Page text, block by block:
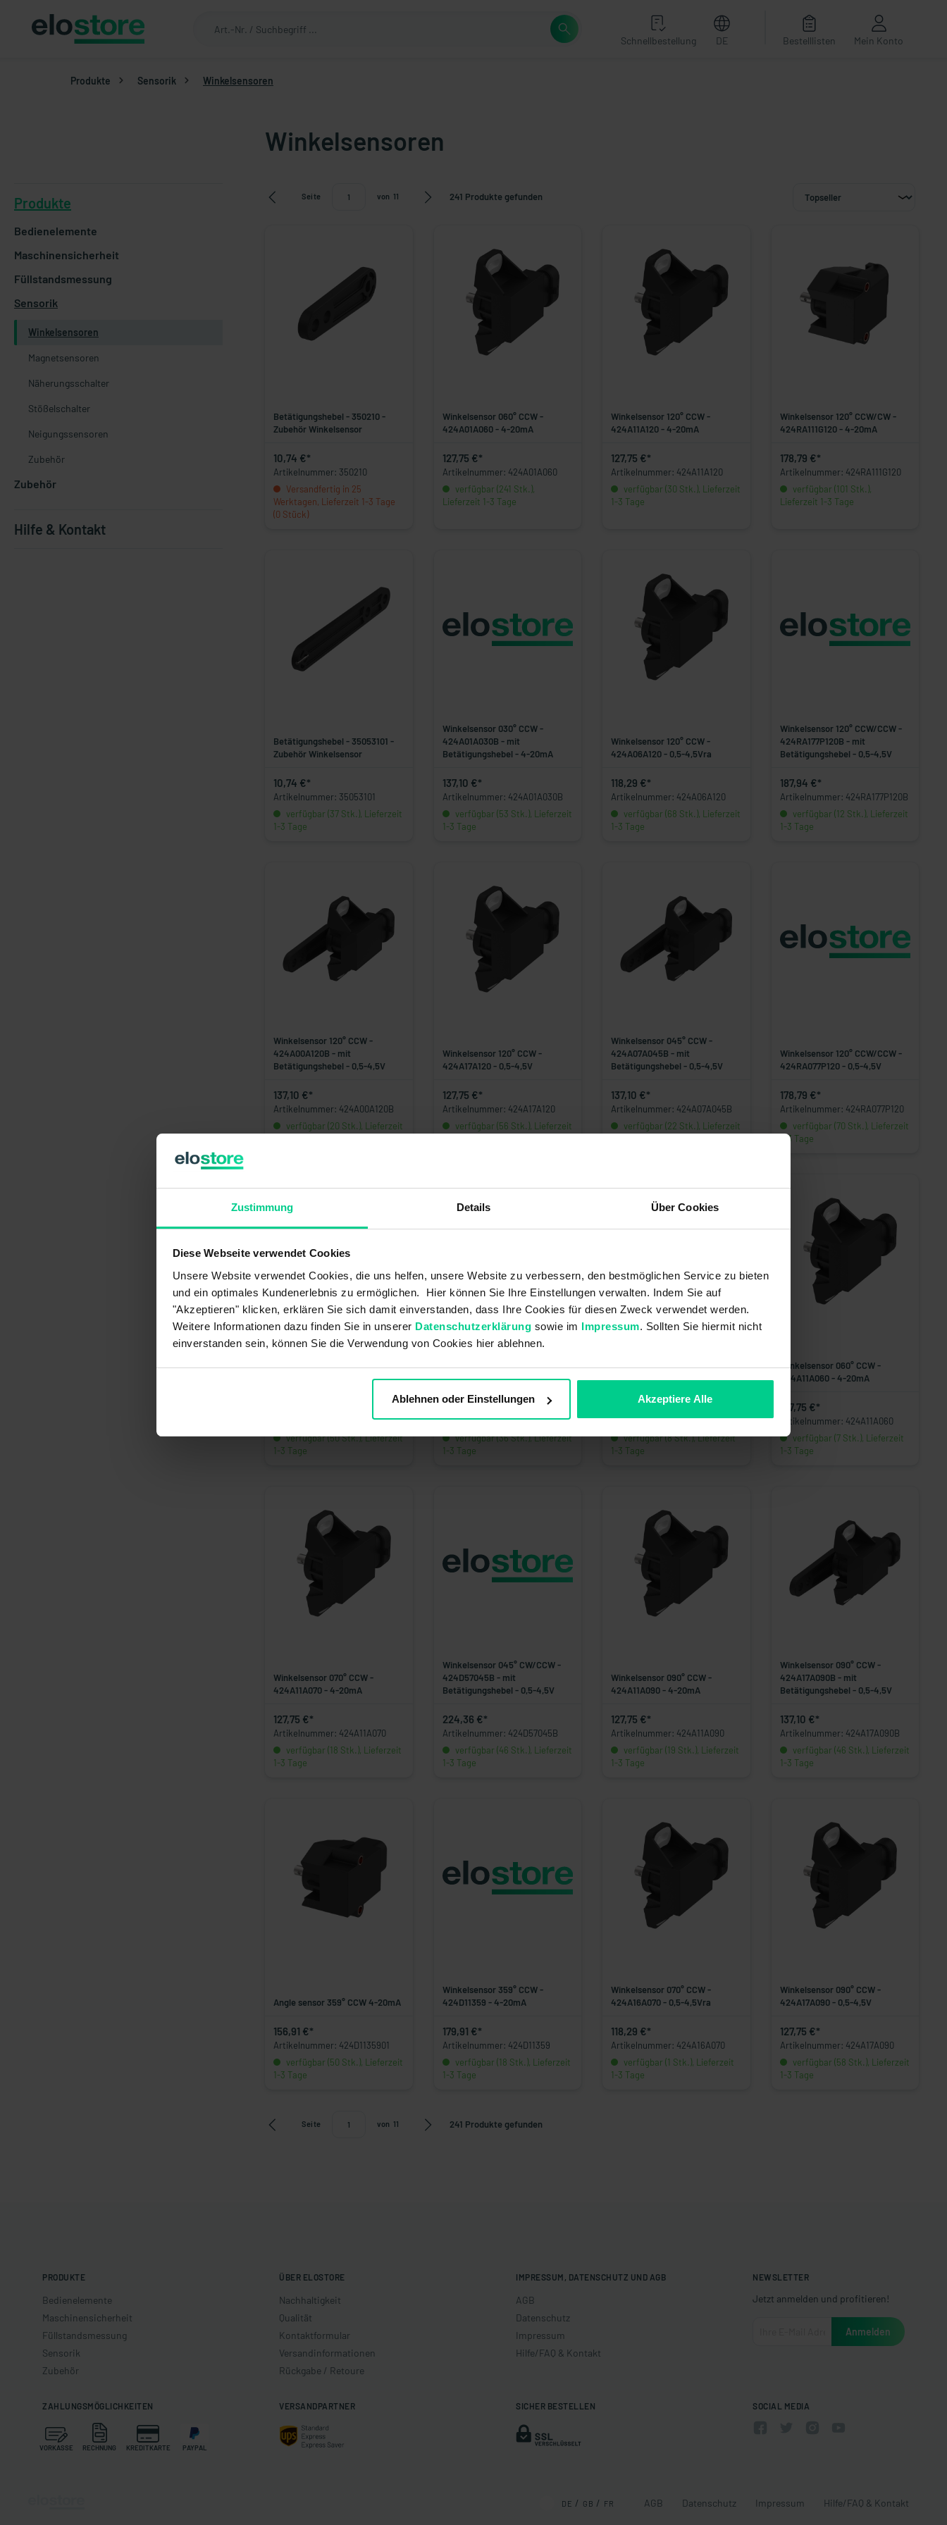
Zustimmung Details Über Cookies
Diese Webseite verwendet Cookies
Unsere Website verwendet Cookies, die uns helfen, unsere Website zu verbessern, den bestmöglichen Service zu bieten
und ein optimales Kundenerlebnis zu ermöglichen. Hier können Sie Ihre Einstellungen verwalten. Indem Sie auf
"Akzeptieren" klicken, erklären Sie sich damit einverstanden, dass Ihre Cookies für diesen Zweck verwendet werden.
Weitere Informationen dazu finden Sie in unserer Datenschutzerklärung sowie im Impressum. Sollten Sie hiermit nicht
einverstanden sein, können Sie die Verwendung von Cookies hier ablehnen.
Ablehnen oder Einstellungen Akzeptiere Alle
Schnellbestellung DE Bestelllisten Mein Konto
Produkte Sensorik Winkelsensoren
Winkelsensoren
Produkte
Bedienelemente
Maschinensicherheit
Füllstandsmessung
Sensorik
Winkelsensoren
Magnetsensoren
Näherungsschalter
Stößelschalter
Neigungssensoren
Zubehör
Zubehör
Hilfe & Kontakt
Seite von 11 241 Produkte gefunden
Betätigungshebel - 350210 -
Zubehör Winkelsensor
10,74 €*
Artikelnummer: 350210
Versandfertig in 25
Werktagen, Lieferzeit 1-3 Tage
(0 Stück)
Winkelsensor 060° CCW -
424A01A060 - 4-20mA
127,75 €*
Artikelnummer: 424A01A060
verfügbar (241 Stk.),
Lieferzeit 1-3 Tage
Winkelsensor 120° CCW -
424A11A120 - 4-20mA
127,75 €*
Artikelnummer: 424A11A120
verfügbar (30 Stk.), Lieferzeit
1-3 Tage
Winkelsensor 120° CCW/CW -
424RA111G120 - 4-20mA
178,79 €*
Artikelnummer: 424RA111G120
verfügbar (101 Stk.),
Lieferzeit 1-3 Tage
Betätigungshebel - 35053101 -
Zubehör Winkelsensor
10,74 €*
Artikelnummer: 35053101
verfügbar (37 Stk.), Lieferzeit
1-3 Tage
Winkelsensor 030° CCW -
424A01A030B - mit
Betätigungshebel - 4-20mA
137,10 €*
Artikelnummer: 424A01A030B
verfügbar (53 Stk.), Lieferzeit
1-3 Tage
Winkelsensor 120° CCW -
424A06A120 - 0,5-4,5Vra
118,29 €*
Artikelnummer: 424A06A120
verfügbar (68 Stk.), Lieferzeit
1-3 Tage
Winkelsensor 120° CCW/CCW -
424RA177P120B - mit
Betätigungshebel - 0,5-4,5V
187,94 €*
Artikelnummer: 424RA177P120B
verfügbar (12 Stk.), Lieferzeit
1-3 Tage
Winkelsensor 120° CCW -
424A00A120B - mit
Betätigungshebel - 0,5-4,5V
137,10 €*
Artikelnummer: 424A00A120B
verfügbar (20 Stk.), Lieferzeit
Winkelsensor 120° CCW -
424A17A120 - 0,5-4,5V
127,75 €*
Artikelnummer: 424A17A120
verfügbar (56 Stk.), Lieferzeit
Winkelsensor 045° CCW -
424A07A045B - mit
Betätigungshebel - 0,5-4,5V
137,10 €*
Artikelnummer: 424A07A045B
verfügbar (22 Stk.), Lieferzeit
Winkelsensor 120° CCW/CCW -
424RA077P120 - 0,5-4,5V
178,79 €*
Artikelnummer: 424RA077P120
verfügbar (70 Stk.), Lieferzeit
1-3 Tage
Betätigungshebel - 35053102 -
Artikelnummer: 35053102
verfügbar (50 Stk.), Lieferzeit
1-3 Tage
Winkelsensor 120° CCW/CW -
424RD111G120 - 4-20mA
178,79 €*
Artikelnummer: 424RD111G120
verfügbar (36 Stk.), Lieferzeit
1-3 Tage
Winkelsensor 090° CCW -
424A16A090 - 0,5-4,5Vra
118,29 €*
Artikelnummer: 424A16A090
verfügbar (8 Stk.), Lieferzeit
1-3 Tage
Winkelsensor 060° CCW -
424A11A060 - 4-20mA
127,75 €*
Artikelnummer: 424A11A060
verfügbar (7 Stk.), Lieferzeit
1-3 Tage
Winkelsensor 070° CCW -
424A11A070 - 4-20mA
127,75 €*
Artikelnummer: 424A11A070
verfügbar (18 Stk.), Lieferzeit
1-3 Tage
Winkelsensor 045° CW/CCW -
424D57045B - mit
Betätigungshebel - 0,5-4,5V
224,36 €*
Artikelnummer: 424D57045B
verfügbar (46 Stk.), Lieferzeit
1-3 Tage
Winkelsensor 090° CCW -
424A11A090 - 4-20mA
127,75 €*
Artikelnummer: 424A11A090
verfügbar (19 Stk.), Lieferzeit
1-3 Tage
Winkelsensor 090° CCW -
424A17A090B - mit
Betätigungshebel - 0,5-4,5V
137,10 €*
Artikelnummer: 424A17A090B
verfügbar (46 Stk.), Lieferzeit
1-3 Tage
Angle sensor 359° CCW 4-20mA
156,91 €*
Artikelnummer: 424D1135901
verfügbar (50 Stk.), Lieferzeit
1-3 Tage
Winkelsensor 359° CCW -
424D11359 - 4-20mA
179,91 €*
Artikelnummer: 424D11359
verfügbar (18 Stk.), Lieferzeit
1-3 Tage
Winkelsensor 070° CCW -
424A16A070 - 0,5-4,5Vra
118,29 €*
Artikelnummer: 424A16A070
verfügbar (1 Stk.), Lieferzeit
1-3 Tage
Winkelsensor 090° CCW -
424A17A090 - 0,5-4,5V
127,75 €*
Artikelnummer: 424A17A090
verfügbar (58 Stk.), Lieferzeit
1-3 Tage
Seite von 11 241 Produkte gefunden
PRODUKTE
Bedienelemente
Maschinensicherheit
Füllstandsmessung
Sensorik
Zubehör
ÜBER ELOSTORE
Nachhaltigkeit
Qualität
Kontaktformular
Versandinformationen
Rückgabe / Retoure
IMPRESSUM, DATENSCHUTZ UND AGB
AGB
Datenschutz
Impressum
Hilfe/FAQ & Kontakt
NEWSLETTER
Jetzt anmelden und profitieren!
ZAHLUNGSMÖGLICHKEITEN
VORKASSE RECHNUNG KREDITKARTE PAYPAL
VERSANDPARTNER SICHER BESTELLEN SOCIAL MEDIA
DE GB FR AGB Datenschutz Impressum Hilfe/FAQ & Kontakt